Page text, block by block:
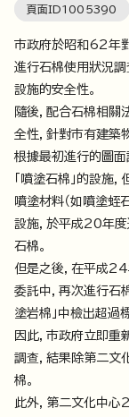
頁面ID1005390
市政府於昭和62年
進行石棉使用狀況調
設施的安全性。
隨後，配合石棉相關
全性，針對市有建築
根據最初進行的圖
「噴塗石棉」的設施
噴塗材料（如噴塗蛭
設施，於平成20年
石棉。
但是之後，在平成
委託中，再次進行石
塗岩棉」中檢出超過
因此，市政府立即重
調查，結果除第二文
棉。
此外，第二文化中心